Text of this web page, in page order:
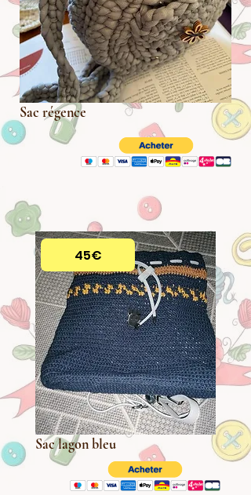
Sac régence
45€
Sac lagon bleu